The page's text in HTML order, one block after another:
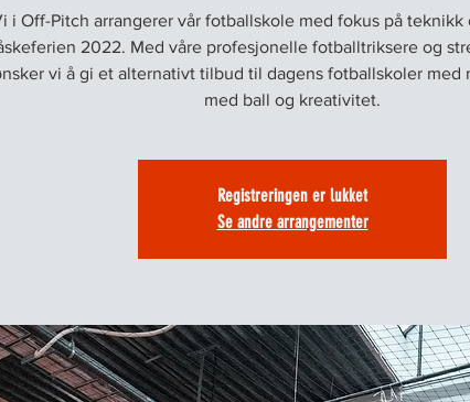
i Off-Pitch arrangerer vår fotballskole med fokus på teknikk
2022. Med våre profesjonelle fotballtriksere og
vi å gi et alternativt tilbud til dagens fotballskoler med
med ball og kreativitet.
Registreringen er lukket
Se andre arrangementer